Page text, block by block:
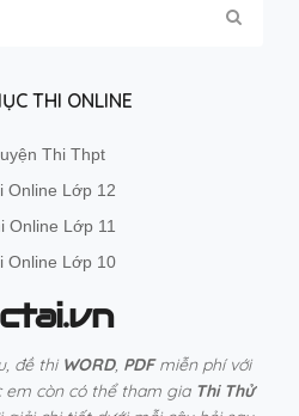
THI ONLINE
Thi Thpt
Online Lớp 12
Online Lớp 11
Online Lớp 10
đề thi WORD, PDFmiễn phí với
em còn có thể tham gia Thi Thử